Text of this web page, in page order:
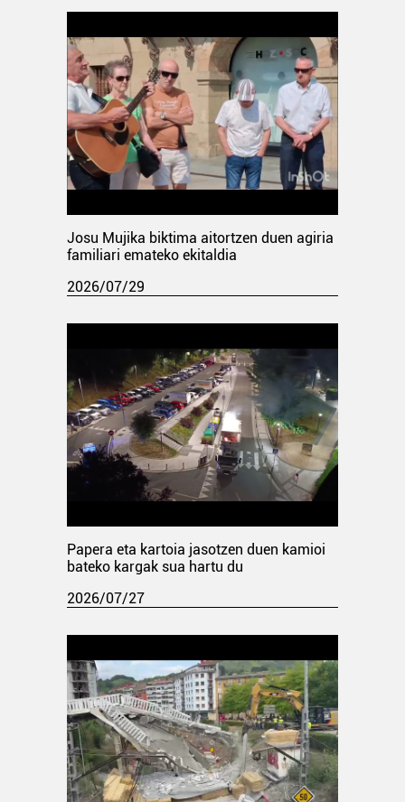
Josu Mujika biktima aitortzen duen agiria
familiari emateko ekitaldia
2026/07/29
Papera eta kartoia jasotzen duen kamioi
bateko kargak sua hartu du
2026/07/27